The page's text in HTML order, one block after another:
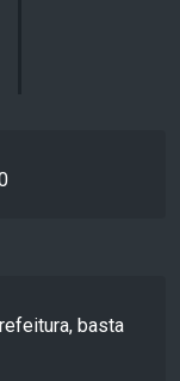
basta